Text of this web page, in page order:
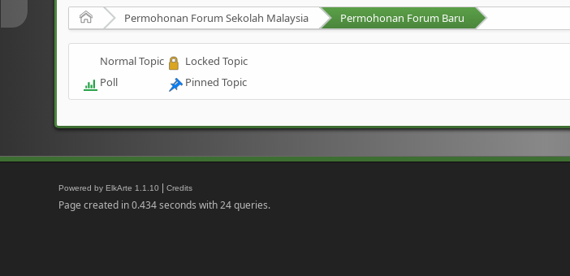
Home Permohonan Forum Sekolah Malaysia Permohonan Forum Baru
Normal Topic
Poll
Locked Topic
Pinned Topic
Powered by ElkArte 1.1.10 |Credits
Page created in 0.434 seconds with 24 queries.